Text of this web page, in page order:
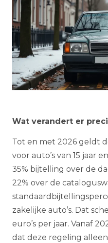
Wat verandert er
Tot en met 2026 geldt
voor auto’s van 15 jaar
35% bijtelling over de
22% over de
zakelijke auto’s. Dat
euro’s per jaar. Vanaf
dat deze regeling